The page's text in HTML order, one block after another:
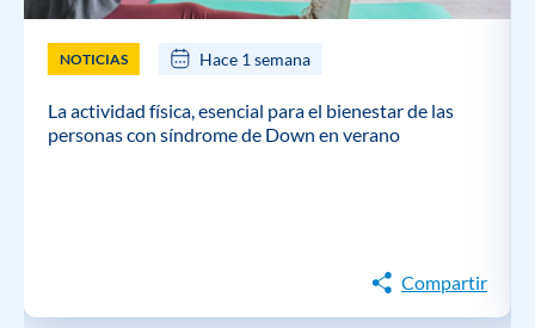
NOTICIAS Hace 1 semana
La actividad física, esencial para el bienestar de las
personas con síndrome de Down en verano
Compartir